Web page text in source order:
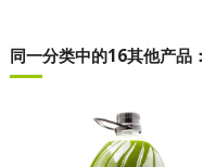
同一分类中的16其他产品：